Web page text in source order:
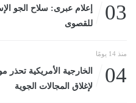
03
إعلام عبرى: سلاح الجو
للقصوى
منذ 14 يومًا
04
الخارجية الأمريكية تحذر
لإغلاق المجالات الجوية